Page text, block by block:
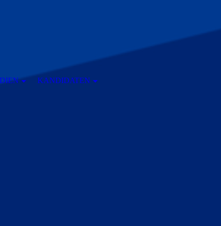
KANDIDATEN